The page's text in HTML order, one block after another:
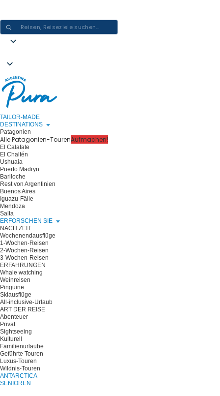
TAILOR-MADE
DESTINATIONS
Patagonien
Alle Patagonien-TourenAufmachen!
El Calafate
El Chaltén
Ushuaia
Puerto Madryn
Bariloche
Rest von Argentinien
Buenos Aires
Iguazu-Fälle
Mendoza
Salta
ERFORSCHEN SIE
NACH ZEIT
Wochenendausflüge
1-Wochen-Reisen
2-Wochen-Reisen
3-Wochen-Reisen
ERFAHRUNGEN
Whale watching
Weinreisen
Pinguine
Skiausflüge
All-inclusive-Urlaub
ART DER REISE
Abenteuer
Privat
Sightseeing
Kulturell
Familienurlaube
Geführte Touren
Luxus-Touren
Wildnis-Touren
ANTARCTICA
SENIOREN